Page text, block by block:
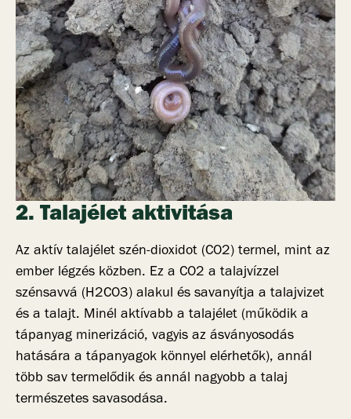
2. Talajélet aktivitása
Az aktív talajélet szén-dioxidot (CO2) termel, mint az
ember légzés közben. Ez a CO2 a talajvízzel
szénsavvá (H2CO3) alakul és savanyítja a talajvizet
és a talajt. Minél aktívabb a talajélet (működik a
tápanyag minerizáció, vagyis az ásványosodás
hatására a tápanyagok könnyel elérhetők), annál
több sav termelődik és annál nagyobb a talaj
természetes savasodása.